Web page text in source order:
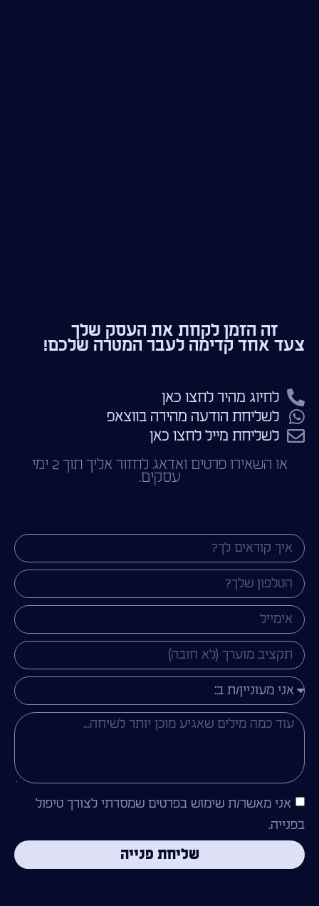
זה הזמן לקחת את העסק שלך
צעד אחד קדימה לעבר המטרה שלכם!
או השאירו פרטים ואדאג לחזור אליך תוך 2 ימי
עסקים.
לחיוג מהיר לחצו כאן
לשליחת הודעה מהירה בווצאפ
לשליחת מייל לחצו כאן
אני מאשר/ת שימוש בפרטים שמסרתי לצורך טיפול
בפנייה.
שליחת פנייה